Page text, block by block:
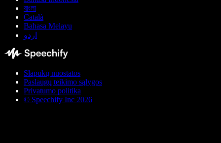
বাংলা
Català
Bahasa Melayu
اردو
Slapukų nuostatos
Paslaugų teikimo sąlygos
Privatumo politika
© Speechify Inc 2026